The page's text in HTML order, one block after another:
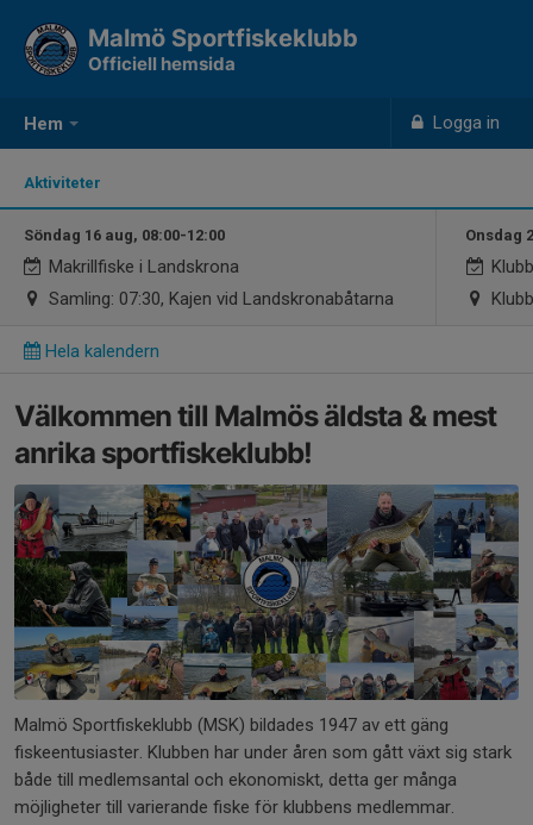
Hem Logga in
Malmö Sportfiskeklubb
Officiell hemsida
Aktiviteter
Söndag 16 aug, 08:00-12:00
Makrillfiske i Landskrona
Samling: 07:30, Kajen vid Landskronabåtarna
Onsdag
Hela kalendern
Välkommen till Malmös äldsta & mest
anrika sportfiskeklubb!
Malmö Sportfiskeklubb (MSK) bildades 1947 av ett gäng
fiskeentusiaster. Klubben har under åren som gått växt sig stark
både till medlemsantal och ekonomiskt, detta ger många
möjligheter till varierande fiske för klubbens medlemmar.